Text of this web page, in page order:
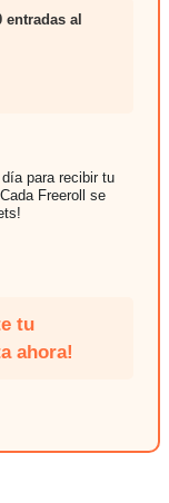
entradas al
para recibir tu
Freeroll se
tu
ahora!